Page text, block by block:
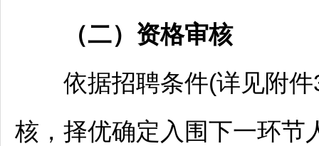
（二）资格审核
依据招聘条件(详见附
核，择优确定入围下一环节